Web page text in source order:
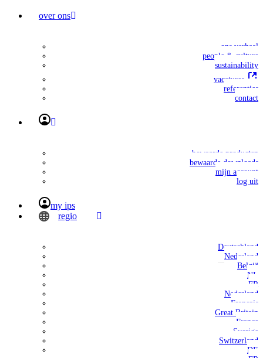
over ons
ons verhaal
people & culture
sustainability
vacatures
referenties
contact
bewaarde producten
bewaarde downloads
mijn account
log uit
my ips
regio
Deutschland
Nederland
België
NL
FR
Nederland
Français
Great Britain
France
Sverige
Switzerland
DE